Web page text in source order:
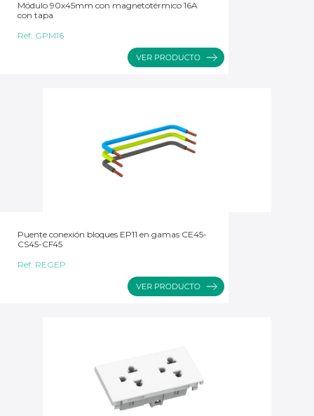
Módulo 90x45mm con magnetotérmico 16A
con tapa
Ref: GPM16
Puente conexión bloques EP11 en gamas CE45-
CS45-CF45
Ref: REGEP